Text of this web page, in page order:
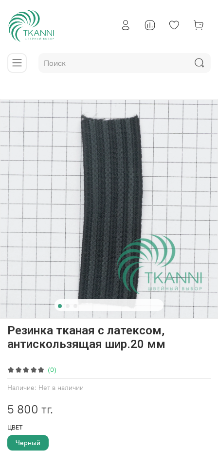
(0)
Наличие: Нет в наличии
Резинка тканая с латексом,
антискользящая шир.20 мм
5 800 тг.
ЦВЕТ
Черный